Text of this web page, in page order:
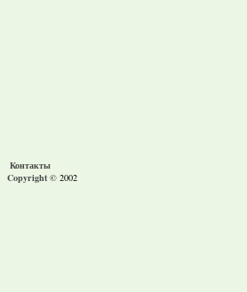
Контакты
Copyright © 2002